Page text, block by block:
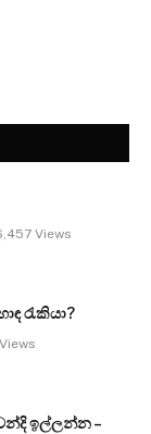
Views
රැකියා?
Views
ඉල්ලන්න –